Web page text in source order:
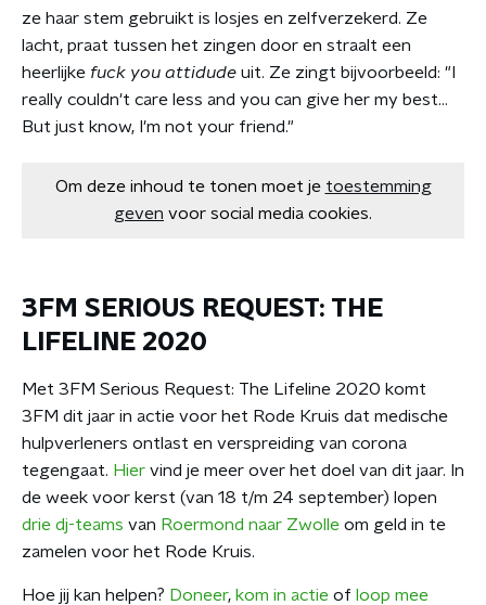
ze haar stem gebruikt is losjes en zelfverzekerd. Ze
lacht, praat tussen het zingen door en straalt een
heerlijke fuck you attidude uit. Ze zingt bijvoorbeeld: "I
really couldn't care less and you can give her my best...
But just know, I'm not your friend."
Om deze inhoud te tonen moet je toestemming
geven voor social media cookies.
3FM SERIOUS REQUEST: THE
LIFELINE 2020
Met 3FM Serious Request: The Lifeline 2020 komt
3FM dit jaar in actie voor het Rode Kruis dat medische
hulpverleners ontlast en verspreiding van corona
tegengaat. Hier vind je meer over het doel van dit jaar. In
de week voor kerst (van 18 t/m 24 september) lopen
drie dj-teams van Roermond naar Zwolle om geld in te
zamelen voor het Rode Kruis.
Hoe jij kan helpen? Doneer, kom in actie of loop mee